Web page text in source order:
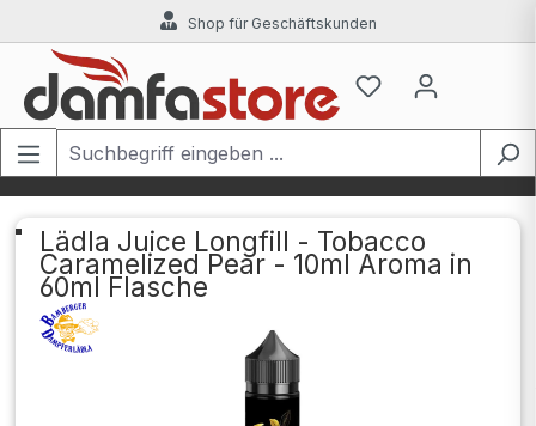
Zum Hauptinhalt springenShop für Geschäftskunden
Lädla Juice Longfill - Tobacco
Caramelized Pear - 10ml Aroma in
60ml Flasche
Bildergalerie überspringen